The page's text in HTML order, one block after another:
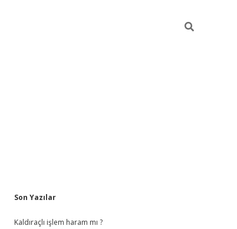
Sidebar
Son Yazılar
Kaldıraçlı işlem haram mı ?
ilbet yeni giriş